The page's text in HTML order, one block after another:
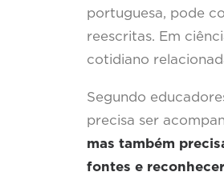
portuguesa, pode
reescritas. Em
cotidiano
Segundo
precisa ser
mas também
fontes e